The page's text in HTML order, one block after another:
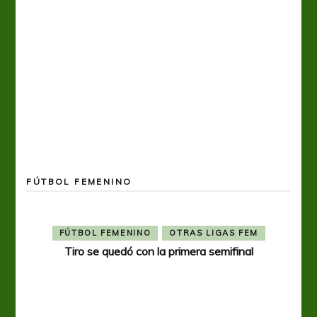
FÚTBOL FEMENINO
FÚTBOL FEMENINO OTRAS LIGAS FEM
Tiro se quedó con la primera semifinal